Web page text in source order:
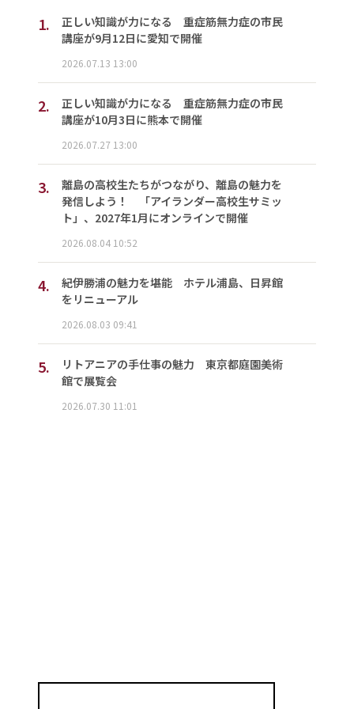
1.
正しい知識が力になる 重症筋無力症の市民
講座が9月12日に愛知で開催
2026.07.13 13:00
2.
正しい知識が力になる 重症筋無力症の市民
講座が10月3日に熊本で開催
2026.07.27 13:00
3.
離島の高校生たちがつながり、離島の魅力を
発信しよう！ 「アイランダー高校生サミッ
ト」、2027年1月にオンラインで開催
2026.08.04 10:52
4.
紀伊勝浦の魅力を堪能 ホテル浦島、日昇館
をリニューアル
2026.08.03 09:41
5.
リトアニアの手仕事の魅力 東京都庭園美術
館で展覧会
2026.07.30 11:01